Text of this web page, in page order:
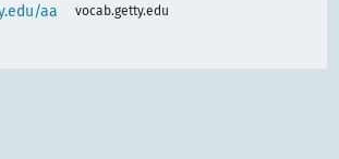
aa
vocab.getty.edu